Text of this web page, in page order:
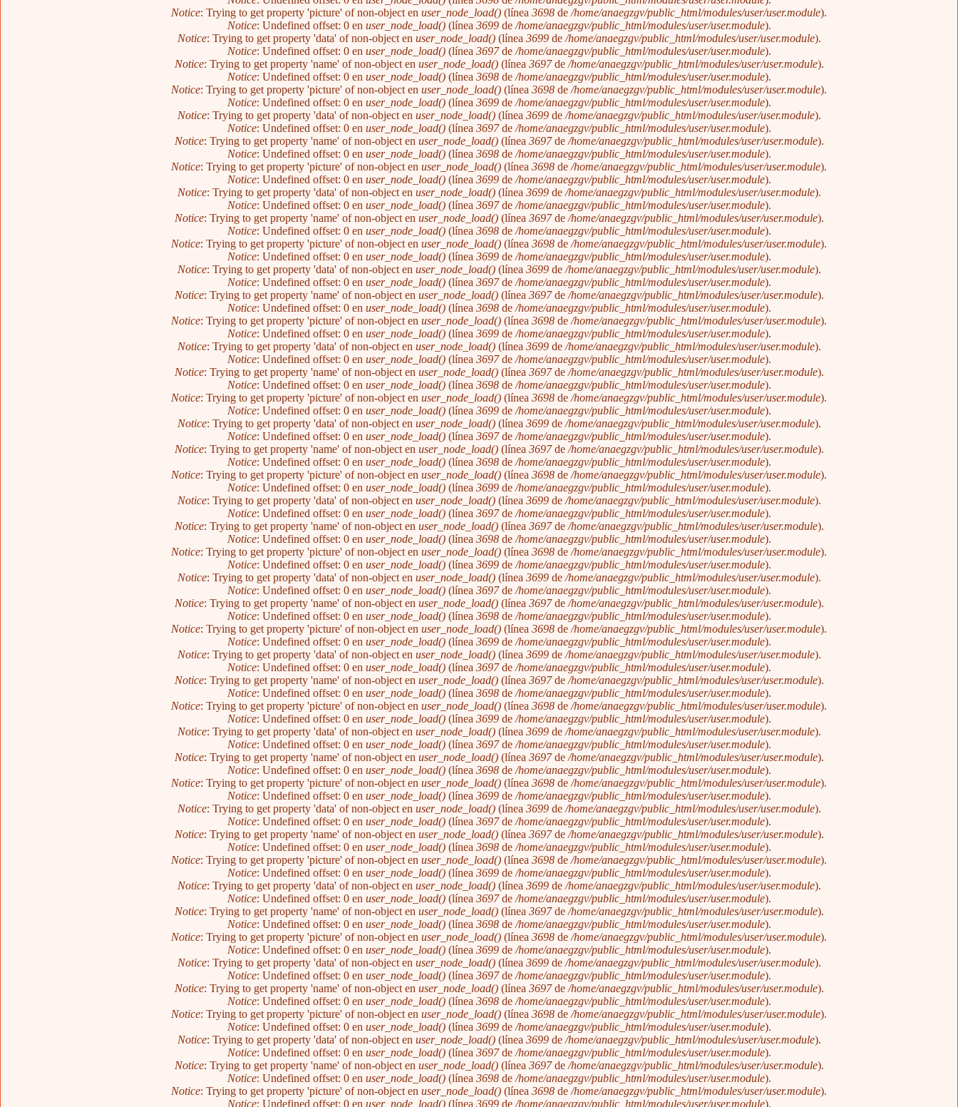
Notice: Trying to get property 'picture' of non-object en user_node_load() (línea 3698 de /home/anaegzgv/public_html/modules/user/user.module).
Notice: Undefined offset: 0 en user_node_load()(línea 3699de /home/anaegzgv/public_html/modules/user/user.module).
Notice: Trying to get property 'data' of non-object en user_node_load()(línea 3699de /home/anaegzgv/public_html/modules/user/user.module).
Notice: Undefined offset: 0 en user_node_load()(línea 3697de /home/anaegzgv/public_html/modules/user/user.module).
Notice: Trying to get property 'name' of non-object en user_node_load()(línea 3697de /home/anaegzgv/public_html/modules/user/user.module).
Notice: Undefined offset: 0 en user_node_load()(línea 3698de /home/anaegzgv/public_html/modules/user/user.module).
Notice: Trying to get property 'picture' of non-object en user_node_load() (línea 3698 de /home/anaegzgv/public_html/modules/user/user.module).
Notice: Undefined offset: 0 en user_node_load()(línea 3699de /home/anaegzgv/public_html/modules/user/user.module).
Notice: Trying to get property 'data' of non-object en user_node_load()(línea 3699de /home/anaegzgv/public_html/modules/user/user.module).
Notice: Undefined offset: 0 en user_node_load()(línea 3697de /home/anaegzgv/public_html/modules/user/user.module).
Notice: Trying to get property 'name' of non-object en user_node_load()(línea 3697de /home/anaegzgv/public_html/modules/user/user.module).
Notice: Undefined offset: 0 en user_node_load()(línea 3698de /home/anaegzgv/public_html/modules/user/user.module).
Notice: Trying to get property 'picture' of non-object en user_node_load() (línea 3698 de /home/anaegzgv/public_html/modules/user/user.module).
Notice: Undefined offset: 0 en user_node_load()(línea 3699de /home/anaegzgv/public_html/modules/user/user.module).
Notice: Trying to get property 'data' of non-object en user_node_load()(línea 3699de /home/anaegzgv/public_html/modules/user/user.module).
Notice: Undefined offset: 0 en user_node_load()(línea 3697de /home/anaegzgv/public_html/modules/user/user.module).
Notice: Trying to get property 'name' of non-object en user_node_load()(línea 3697de /home/anaegzgv/public_html/modules/user/user.module).
Notice: Undefined offset: 0 en user_node_load()(línea 3698de /home/anaegzgv/public_html/modules/user/user.module).
Notice: Trying to get property 'picture' of non-object en user_node_load() (línea 3698 de /home/anaegzgv/public_html/modules/user/user.module).
Notice: Undefined offset: 0 en user_node_load()(línea 3699de /home/anaegzgv/public_html/modules/user/user.module).
Notice: Trying to get property 'data' of non-object en user_node_load()(línea 3699de /home/anaegzgv/public_html/modules/user/user.module).
Notice: Undefined offset: 0 en user_node_load()(línea 3697de /home/anaegzgv/public_html/modules/user/user.module).
Notice: Trying to get property 'name' of non-object en user_node_load()(línea 3697de /home/anaegzgv/public_html/modules/user/user.module).
Notice: Undefined offset: 0 en user_node_load()(línea 3698de /home/anaegzgv/public_html/modules/user/user.module).
Notice: Trying to get property 'picture' of non-object en user_node_load() (línea 3698 de /home/anaegzgv/public_html/modules/user/user.module).
Notice: Undefined offset: 0 en user_node_load()(línea 3699de /home/anaegzgv/public_html/modules/user/user.module).
Notice: Trying to get property 'data' of non-object en user_node_load()(línea 3699de /home/anaegzgv/public_html/modules/user/user.module).
Notice: Undefined offset: 0 en user_node_load()(línea 3697de /home/anaegzgv/public_html/modules/user/user.module).
Notice: Trying to get property 'name' of non-object en user_node_load()(línea 3697de /home/anaegzgv/public_html/modules/user/user.module).
Notice: Undefined offset: 0 en user_node_load()(línea 3698de /home/anaegzgv/public_html/modules/user/user.module).
Notice: Trying to get property 'picture' of non-object en user_node_load() (línea 3698 de /home/anaegzgv/public_html/modules/user/user.module).
Notice: Undefined offset: 0 en user_node_load()(línea 3699de /home/anaegzgv/public_html/modules/user/user.module).
Notice: Trying to get property 'data' of non-object en user_node_load()(línea 3699de /home/anaegzgv/public_html/modules/user/user.module).
Notice: Undefined offset: 0 en user_node_load()(línea 3697de /home/anaegzgv/public_html/modules/user/user.module).
Notice: Trying to get property 'name' of non-object en user_node_load()(línea 3697de /home/anaegzgv/public_html/modules/user/user.module).
Notice: Undefined offset: 0 en user_node_load()(línea 3698de /home/anaegzgv/public_html/modules/user/user.module).
Notice: Trying to get property 'picture' of non-object en user_node_load() (línea 3698 de /home/anaegzgv/public_html/modules/user/user.module).
Notice: Undefined offset: 0 en user_node_load()(línea 3699de /home/anaegzgv/public_html/modules/user/user.module).
Notice: Trying to get property 'data' of non-object en user_node_load()(línea 3699de /home/anaegzgv/public_html/modules/user/user.module).
Notice: Undefined offset: 0 en user_node_load()(línea 3697de /home/anaegzgv/public_html/modules/user/user.module).
Notice: Trying to get property 'name' of non-object en user_node_load()(línea 3697de /home/anaegzgv/public_html/modules/user/user.module).
Notice: Undefined offset: 0 en user_node_load()(línea 3698de /home/anaegzgv/public_html/modules/user/user.module).
Notice: Trying to get property 'picture' of non-object en user_node_load() (línea 3698 de /home/anaegzgv/public_html/modules/user/user.module).
Notice: Undefined offset: 0 en user_node_load()(línea 3699de /home/anaegzgv/public_html/modules/user/user.module).
Notice: Trying to get property 'data' of non-object en user_node_load()(línea 3699de /home/anaegzgv/public_html/modules/user/user.module).
Notice: Undefined offset: 0 en user_node_load()(línea 3697de /home/anaegzgv/public_html/modules/user/user.module).
Notice: Trying to get property 'name' of non-object en user_node_load()(línea 3697de /home/anaegzgv/public_html/modules/user/user.module).
Notice: Undefined offset: 0 en user_node_load()(línea 3698de /home/anaegzgv/public_html/modules/user/user.module).
Notice: Trying to get property 'picture' of non-object en user_node_load() (línea 3698 de /home/anaegzgv/public_html/modules/user/user.module).
Notice: Undefined offset: 0 en user_node_load()(línea 3699de /home/anaegzgv/public_html/modules/user/user.module).
Notice: Trying to get property 'data' of non-object en user_node_load()(línea 3699de /home/anaegzgv/public_html/modules/user/user.module).
Notice: Undefined offset: 0 en user_node_load()(línea 3697de /home/anaegzgv/public_html/modules/user/user.module).
Notice: Trying to get property 'name' of non-object en user_node_load()(línea 3697de /home/anaegzgv/public_html/modules/user/user.module).
Notice: Undefined offset: 0 en user_node_load()(línea 3698de /home/anaegzgv/public_html/modules/user/user.module).
Notice: Trying to get property 'picture' of non-object en user_node_load() (línea 3698 de /home/anaegzgv/public_html/modules/user/user.module).
Notice: Undefined offset: 0 en user_node_load()(línea 3699de /home/anaegzgv/public_html/modules/user/user.module).
Notice: Trying to get property 'data' of non-object en user_node_load()(línea 3699de /home/anaegzgv/public_html/modules/user/user.module).
Notice: Undefined offset: 0 en user_node_load()(línea 3697de /home/anaegzgv/public_html/modules/user/user.module).
Notice: Trying to get property 'name' of non-object en user_node_load()(línea 3697de /home/anaegzgv/public_html/modules/user/user.module).
Notice: Undefined offset: 0 en user_node_load()(línea 3698de /home/anaegzgv/public_html/modules/user/user.module).
Notice: Trying to get property 'picture' of non-object en user_node_load() (línea 3698 de /home/anaegzgv/public_html/modules/user/user.module).
Notice: Undefined offset: 0 en user_node_load()(línea 3699de /home/anaegzgv/public_html/modules/user/user.module).
Notice: Trying to get property 'data' of non-object en user_node_load()(línea 3699de /home/anaegzgv/public_html/modules/user/user.module).
Notice: Undefined offset: 0 en user_node_load()(línea 3697de /home/anaegzgv/public_html/modules/user/user.module).
Notice: Trying to get property 'name' of non-object en user_node_load()(línea 3697de /home/anaegzgv/public_html/modules/user/user.module).
Notice: Undefined offset: 0 en user_node_load()(línea 3698de /home/anaegzgv/public_html/modules/user/user.module).
Notice: Trying to get property 'picture' of non-object en user_node_load() (línea 3698 de /home/anaegzgv/public_html/modules/user/user.module).
Notice: Undefined offset: 0 en user_node_load()(línea 3699de /home/anaegzgv/public_html/modules/user/user.module).
Notice: Trying to get property 'data' of non-object en user_node_load()(línea 3699de /home/anaegzgv/public_html/modules/user/user.module).
Notice: Undefined offset: 0 en user_node_load()(línea 3697de /home/anaegzgv/public_html/modules/user/user.module).
Notice: Trying to get property 'name' of non-object en user_node_load()(línea 3697de /home/anaegzgv/public_html/modules/user/user.module).
Notice: Undefined offset: 0 en user_node_load()(línea 3698de /home/anaegzgv/public_html/modules/user/user.module).
Notice: Trying to get property 'picture' of non-object en user_node_load() (línea 3698 de /home/anaegzgv/public_html/modules/user/user.module).
Notice: Undefined offset: 0 en user_node_load()(línea 3699de /home/anaegzgv/public_html/modules/user/user.module).
Notice: Trying to get property 'data' of non-object en user_node_load()(línea 3699de /home/anaegzgv/public_html/modules/user/user.module).
Notice: Undefined offset: 0 en user_node_load()(línea 3697de /home/anaegzgv/public_html/modules/user/user.module).
Notice: Trying to get property 'name' of non-object en user_node_load()(línea 3697de /home/anaegzgv/public_html/modules/user/user.module).
Notice: Undefined offset: 0 en user_node_load()(línea 3698de /home/anaegzgv/public_html/modules/user/user.module).
Notice: Trying to get property 'picture' of non-object en user_node_load() (línea 3698 de /home/anaegzgv/public_html/modules/user/user.module).
Notice: Undefined offset: 0 en user_node_load()(línea 3699de /home/anaegzgv/public_html/modules/user/user.module).
Notice: Trying to get property 'data' of non-object en user_node_load()(línea 3699de /home/anaegzgv/public_html/modules/user/user.module).
Notice: Undefined offset: 0 en user_node_load()(línea 3697de /home/anaegzgv/public_html/modules/user/user.module).
Notice: Trying to get property 'name' of non-object en user_node_load()(línea 3697de /home/anaegzgv/public_html/modules/user/user.module).
Notice: Undefined offset: 0 en user_node_load()(línea 3698de /home/anaegzgv/public_html/modules/user/user.module).
Notice: Trying to get property 'picture' of non-object en user_node_load() (línea 3698 de /home/anaegzgv/public_html/modules/user/user.module).
Notice: Undefined offset: 0 en user_node_load()(línea 3699de /home/anaegzgv/public_html/modules/user/user.module).